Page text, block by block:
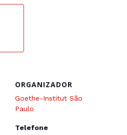
ORGANIZADOR
Goethe-Institut São
Paulo
Telefone